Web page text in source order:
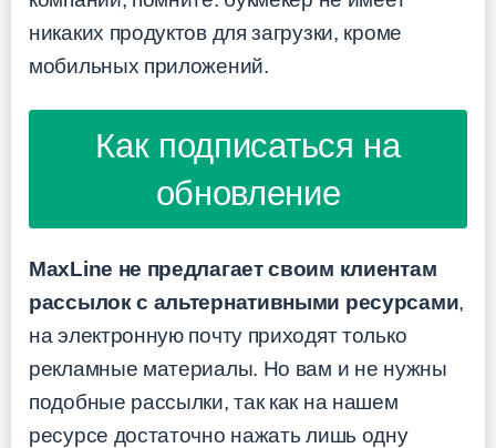
никаких продуктов для загрузки, кроме
мобильных приложений.
Как подписаться на
обновление
MaxLine не предлагает своим клиентам
рассылок с альтернативными ресурсами,
на электронную почту приходят только
рекламные материалы. Но вам и не нужны
подобные рассылки, так как на нашем
ресурсе достаточно нажать лишь одну